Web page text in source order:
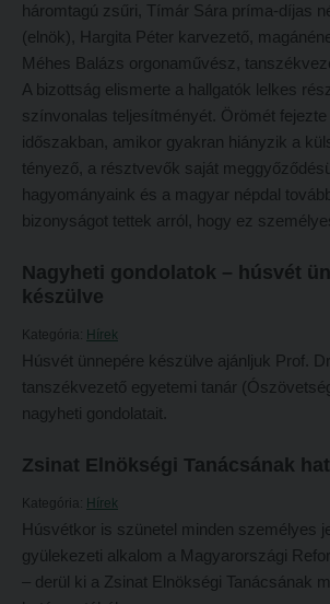
Intézményi pontok
Intézményi pontok igazolása
A 2026. évi pótfelvételi eljárás alkalmassági vizsga
Hitéleti képzések jelentkezési lapja
Átvétel más felsőoktatási intézményből
Jelentkezési lapok, nyomtatványok
Ösztöndíjak
Szakirányú továbbképzések
2026/2027. tanévre felvett hallgatók részére
HÖK
Konzultációs időpontok
Órarend
Ösztöndíjak és egyéb hallgatói pályázatok
Kari kiadványok
FELVÉTELIZŐKNEK
Pótfelvételi 2026
PK Felvételi Tájékoztató kiadvány
Hallgatói véleményvideók
Intézményi pontok
Intézményi pontok igazolása
A 2026. évi pótfelvételi eljárás alkalmassági vizsga
Hitéleti képzések jelentkezési lapja
Átvétel más felsőoktatási intézményből
Jelentkezési lapok, nyomtatványok
Ösztöndíjak
Szakirányú továbbképzések
HALLGATÓINKNAK
2026/2027. tanévre felvett hallgatók részére
háromtagú zsűri, Tímár Sára príma-díjas
(elnök), Hargita Péter karvezető,
Méhes Balázs orgonaművész,
A bizottság elismerte a hallgatók lelkes
színvonalas teljesítményét. Örömét
időszakban, amikor gyakran hiányzik a
tényező, a résztvevők saját
hagyományaink és a magyar népdal
bizonyságot tettek arról, hogy ez
Nagyheti gondolatok – húsvét
készülve
Kategória: Hírek
Húsvét ünnepére készülve ajánljuk Prof.
tanszékvezető egyetemi tanár
nagyheti gondolatait.
Zsinat Elnökségi Tanácsának
Kategória: Hírek
Húsvétkor is szünetel minden személyes
gyülekezeti alkalom a Magyarországi
– derül ki a Zsinat Elnökségi Tanácsának